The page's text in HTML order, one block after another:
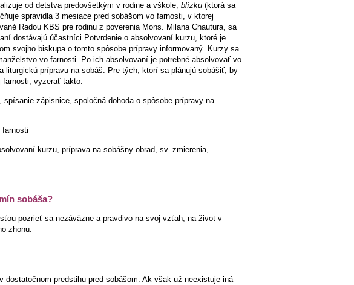
od detstva predovšetkým v rodine a vškole, blízku(ktorá sa
spravidla 3 mesiace pred sobášom vo farnosti, v ktorej
Radou KBS pre rodinu z poverenia Mons. Milana Chautura, sa
dostávajú účastníci Potvrdenie o absolvovaní kurzu, ktoré je
svojho biskupa o tomto spôsobe prípravy informovaný. Kurzy sa
vo farnosti. Po ich absolvovaní je potrebné absolvovať vo
prípravu na sobáš. Pre tých, ktorí sa plánujú sobášiť, by
vyzerať takto:
zápisnice, spoločná dohoda o spôsobe prípravy na
kurzu, príprava na sobášny obrad, sv. zmierenia,
sobáša?
pozrieť sa nezáväzne a pravdivo na svoj vzťah, na život v
zhonu.
predstihu pred sobášom. Ak však už neexistuje iná